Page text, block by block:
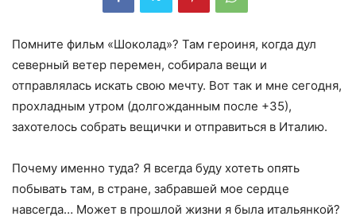
Помните фильм «Шоколад»? Там героиня, когда дул
северный ветер перемен, собирала вещи и
отправлялась искать свою мечту. Вот так и мне сегодня,
прохладным утром (долгожданным после +35),
захотелось собрать вещички и отправиться в Италию.
Почему именно туда? Я всегда буду хотеть опять
побывать там, в стране, забравшей мое сердце
навсегда… Может в прошлой жизни я была итальянкой?